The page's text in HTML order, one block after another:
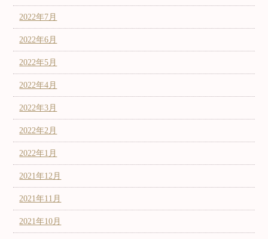
2022年7月
2022年6月
2022年5月
2022年4月
2022年3月
2022年2月
2022年1月
2021年12月
2021年11月
2021年10月